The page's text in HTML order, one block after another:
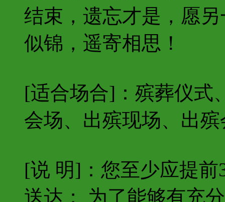
结束，遗忘才是，愿
似锦，遥寄相思！
[适合场合]：殡葬仪式
会场、出殡现场、出
[说 明]：您至少应提
送达； 为了能够有充